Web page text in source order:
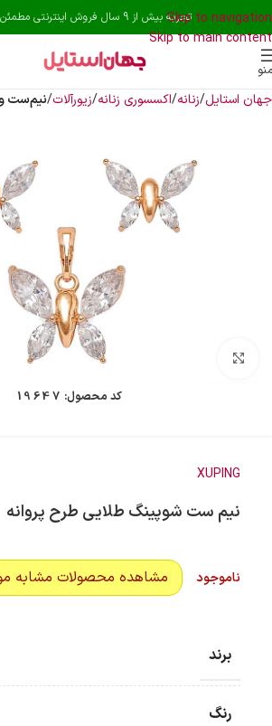
Skip to navigation
Skip to main content
تجربه بیش از 9 سال فروش اینترنتی مطمئن در کنار شما
جهان استایل زنانه اکسسوری زنانه زیورآلات نیم‌ست
کد محصول: 19647
XUPING
نیم ست شوپینگ طلایی طرح پروانه
ناموجود مشاهده محصولات مشابه
برند
رنگ